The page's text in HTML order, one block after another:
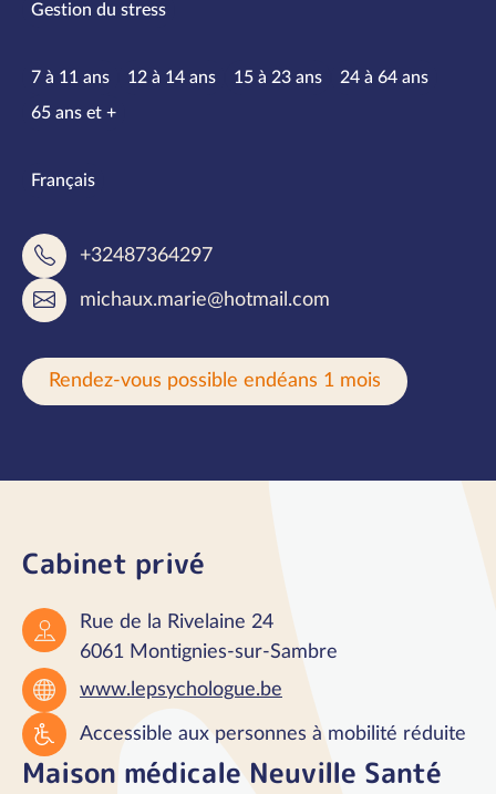
Gestion du stress
Tranches d’âge
7 à 11 ans 12 à 14 ans 15 à 23 ans
24 à 64 ans
65 ans et +
Langues parlées
Français
+32487364297
michaux.marie@hotmail.com
Rendez-vous possible endéans 1 mois
Cabinet privé
Rue de la Rivelaine 24
6061 Montignies-sur-Sambre
www.lepsychologue.be
Accessible aux personnes à mobilité réduite
Maison médicale Neuville Santé